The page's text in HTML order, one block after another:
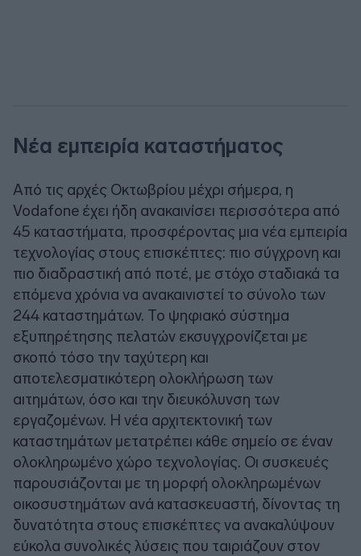
Νέα εμπειρία καταστήματος
Από τις αρχές Οκτωβρίου μέχρι σήμερα, η
Vodafone έχει ήδη ανακαινίσει περισσότερα από
45 καταστήματα, προσφέροντας μια νέα εμπειρία
τεχνολογίας στους επισκέπτες: πιο σύγχρονη και
πιο διαδραστική από ποτέ, με στόχο σταδιακά τα
επόμενα χρόνια να ανακαινιστεί το σύνολο των
244 καταστημάτων. Το ψηφιακό σύστημα
εξυπηρέτησης πελατών εκσυγχρονίζεται με
σκοπό τόσο την ταχύτερη και
αποτελεσματικότερη ολοκλήρωση των
αιτημάτων, όσο και την διευκόλυνση των
εργαζομένων. Η νέα αρχιτεκτονική των
καταστημάτων μετατρέπει κάθε σημείο σε έναν
ολοκληρωμένο χώρο τεχνολογίας. Οι συσκευές
παρουσιάζονται με τη μορφή ολοκληρωμένων
οικοσυστημάτων ανά κατασκευαστή, δίνοντας τη
δυνατότητα στους επισκέπτες να ανακαλύψουν
εύκολα συνολικές λύσεις που ταιριάζουν στον